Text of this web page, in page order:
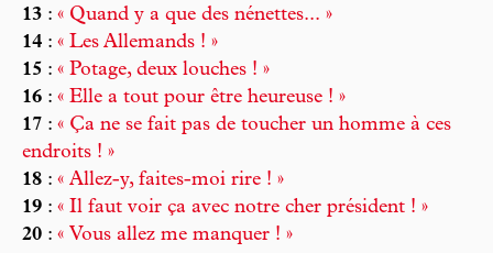
13 : « Quand y a que des nénettes... »
14 : « Les Allemands ! »
15 : « Potage, deux louches ! »
16 : « Elle a tout pour être heureuse ! »
17 : « Ça ne se fait pas de toucher un homme à ces
endroits ! »
18 : « Allez-y, faites-moi rire ! »
19 : « Il faut voir ça avec notre cher président ! »
20 : « Vous allez me manquer ! »